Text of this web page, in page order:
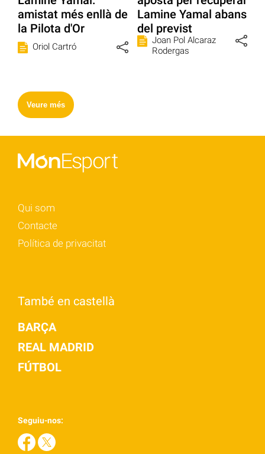
amistat més enllà de
la Pilota d'Or
Oriol Cartró
Lamine Yamal abans
del previst
Joan Pol Alcaraz
Rodergas
Veure més
Qui som
Contacte
Política de privacitat
També en castellà
BARÇA
REAL MADRID
FÚTBOL
Seguiu-nos: